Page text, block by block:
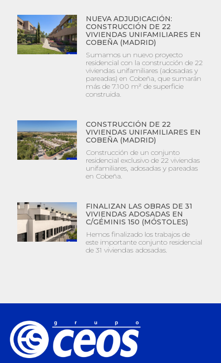
NUEVA ADJUDICACIÓN:
CONSTRUCCIÓN DE 22
VIVIENDAS UNIFAMILIARES EN
COBEÑA (MADRID)
Sumamos un nuevo proyecto
residencial con la construcción de 22
viviendas unifamiliares (adosadas y
pareadas) en Cobeña, que sumarán
más de 7.100 m² de superficie
construida.
CONSTRUCCIÓN DE 22
VIVIENDAS UNIFAMILIARES EN
COBEÑA (MADRID)
Construcción de un conjunto
residencial exclusivo de 22 viviendas
unifamiliares, adosadas y pareadas
en Cobeña.
FINALIZAN LAS OBRAS DE 31
VIVIENDAS ADOSADAS EN
C/GÉMINIS 150 (MÓSTOLES)
Hemos finalizado los trabajos de
este importante conjunto residencial
de 31 viviendas adosadas.